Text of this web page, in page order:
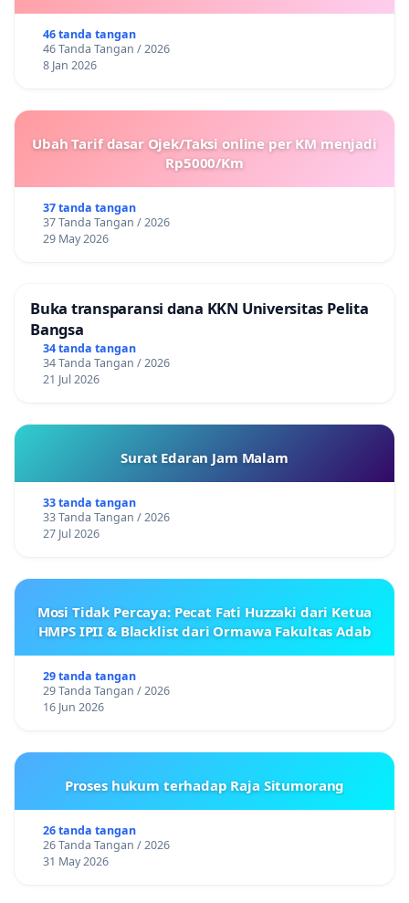
46 tanda tangan
46 Tanda Tangan / 2026
8 Jan 2026
Ubah Tarif dasar Ojek/Taksi online per KM menjadi
Rp5000/Km
37 tanda tangan
37 Tanda Tangan / 2026
29 May 2026
Buka transparansi dana KKN Universitas Pelita
Bangsa
34 tanda tangan
34 Tanda Tangan / 2026
21 Jul 2026
Surat Edaran Jam Malam
33 tanda tangan
33 Tanda Tangan / 2026
27 Jul 2026
Mosi Tidak Percaya: Pecat Fati Huzzaki dari Ketua
HMPS IPII & Blacklist dari Ormawa Fakultas Adab
29 tanda tangan
29 Tanda Tangan / 2026
16 Jun 2026
Proses hukum terhadap Raja Situmorang
26 tanda tangan
26 Tanda Tangan / 2026
31 May 2026